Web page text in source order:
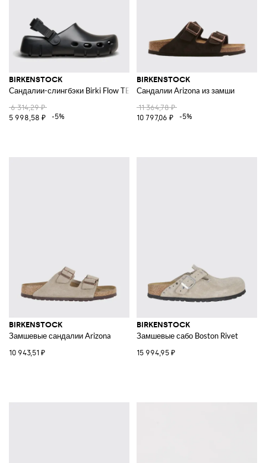
BIRKENSTOCK
Сандалии-слингбэки Birki Flow TEX из ЭВА с регулируемым ремешком
6 314,29 ₽
5 998,58 ₽
-5%
BIRKENSTOCK
Сандалии Arizona из замши
11 364,78 ₽
10 797,06 ₽
-5%
BIRKENSTOCK
Замшевые сандалии Arizona
10 943,51 ₽
BIRKENSTOCK
Замшевые сабо Boston Rivet
15 994,95 ₽